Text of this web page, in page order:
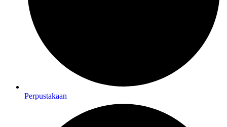
Perpustakaan